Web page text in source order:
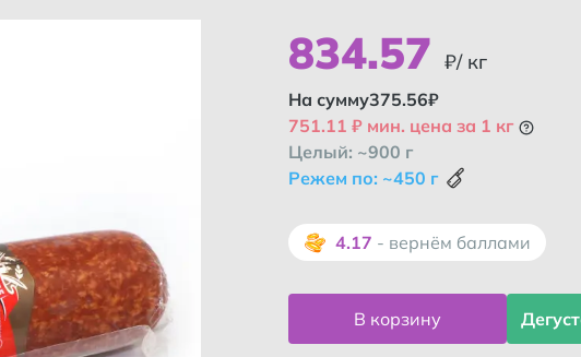
834.57 ₽/ кг
На сумму375.56₽
751.11 ₽ мин. цена за 1 кг
Целый: ~900 г
Режем по: ~450 г
4.17 - вернём баллами
В корзину